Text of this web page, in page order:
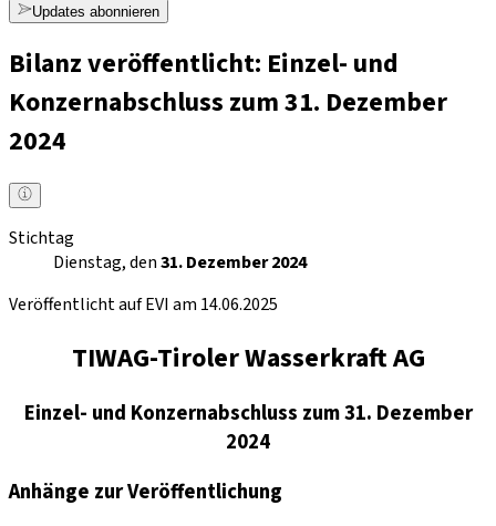
Updates abonnieren
Bilanz veröffentlicht: Einzel- und
Konzernabschluss zum 31. Dezember
2024
Stichtag
Dienstag, den31. Dezember 2024
Veröffentlicht auf EVI am 14.06.2025
TIWAG-Tiroler Wasserkraft AG
Einzel- und Konzernabschluss zum 31. Dezember
2024
Anhänge zur Veröffentlichung